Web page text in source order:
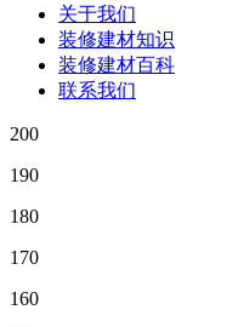
关于我们
装修建材知识
装修建材百科
联系我们
200
190
180
170
160